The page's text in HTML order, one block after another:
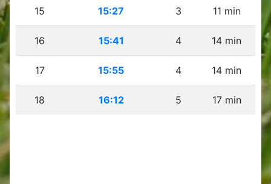
15 15:27 3 11 min
16 15:41 4 14 min
17 15:55 4 14 min
18 16:12 5 17 min